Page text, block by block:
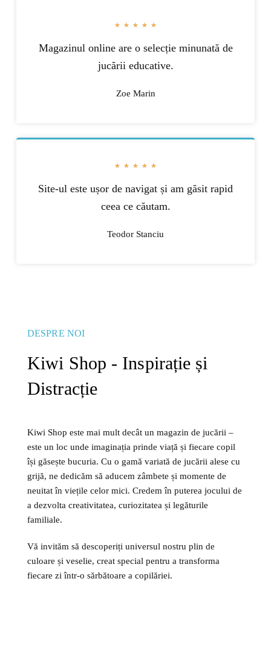
★ ★ ★ ★ ★
Magazinul online are o selecție minunată de
jucării educative.
Zoe Marin
★ ★ ★ ★ ★
Site-ul este ușor de navigat și am găsit rapid
ceea ce căutam.
Teodor Stanciu
DESPRE NOI
Kiwi Shop - Inspirație și
Distracție
Kiwi Shop este mai mult decât un magazin de jucării –
este un loc unde imaginația prinde viață și fiecare copil
își găsește bucuria. Cu o gamă variată de jucării alese cu
grijă, ne dedicăm să aducem zâmbete și momente de
neuitat în viețile celor mici. Credem în puterea jocului de
a dezvolta creativitatea, curiozitatea și legăturile
familiale.
Vă invităm să descoperiți universul nostru plin de
culoare și veselie, creat special pentru a transforma
fiecare zi într-o sărbătoare a copilăriei.